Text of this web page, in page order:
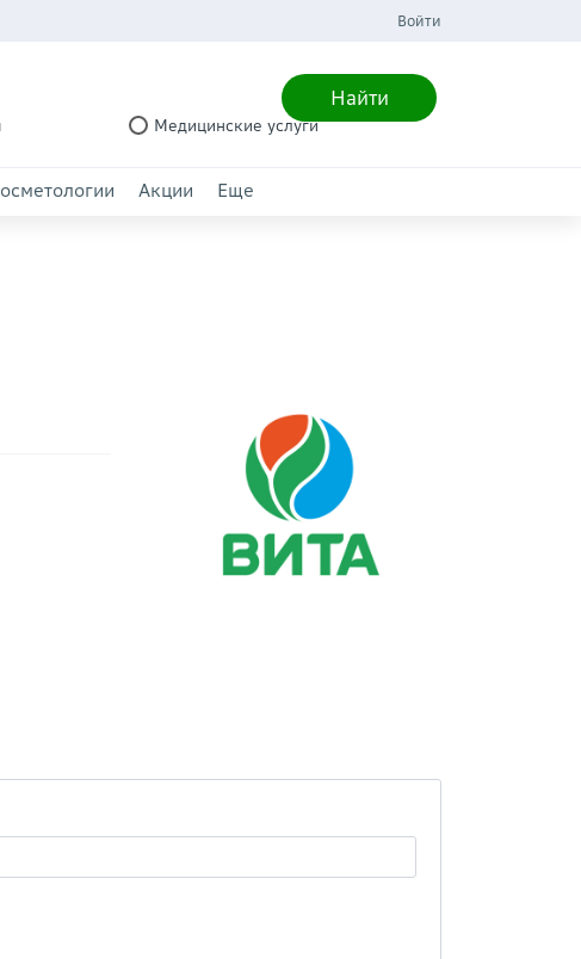
Войти
Найти
Медицинские услуги
Акции Еще